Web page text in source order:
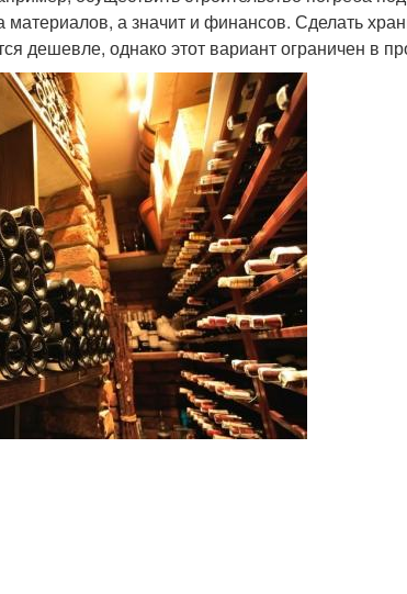
материалов, а значит и финансов. Сделать
дешевле, однако этот вариант ограничен в